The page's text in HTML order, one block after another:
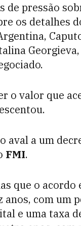
de pressão
os detalhes
o valor que
aval a um
FMI.
que o
anos, com um
e uma taxa